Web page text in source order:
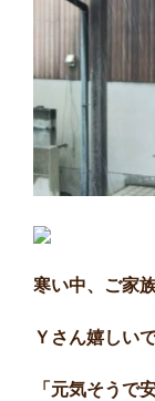
寒い中、ご家
Ｙさん嬉しい
「元気そうで